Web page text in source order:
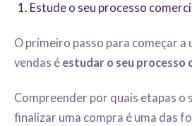
Estude o seu processo
O primeiro passo para começar a
vendas é estudar o seu processo
Compreender por quais etapas o
finalizar uma compra é uma das